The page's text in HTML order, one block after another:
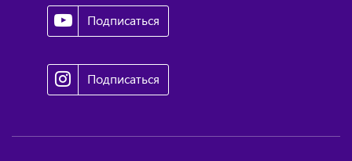
Подписаться
Подписаться